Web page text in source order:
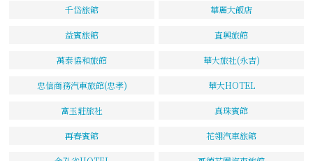
千岱旅館 華麗大飯店
益賓旅館 直興旅館
萬泰協和旅館 華大旅社(永吉)
忠信商務汽車旅館(忠孝) 華大HOTEL
富玉莊旅社 真珠賓館
再春賓館 花翎汽車旅館